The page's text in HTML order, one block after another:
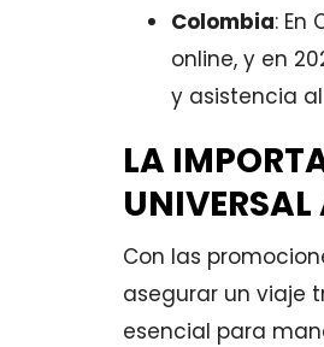
Colombia: En
online, y en
y asistencia
LA
Con las
asegurar un viaje
esencial para